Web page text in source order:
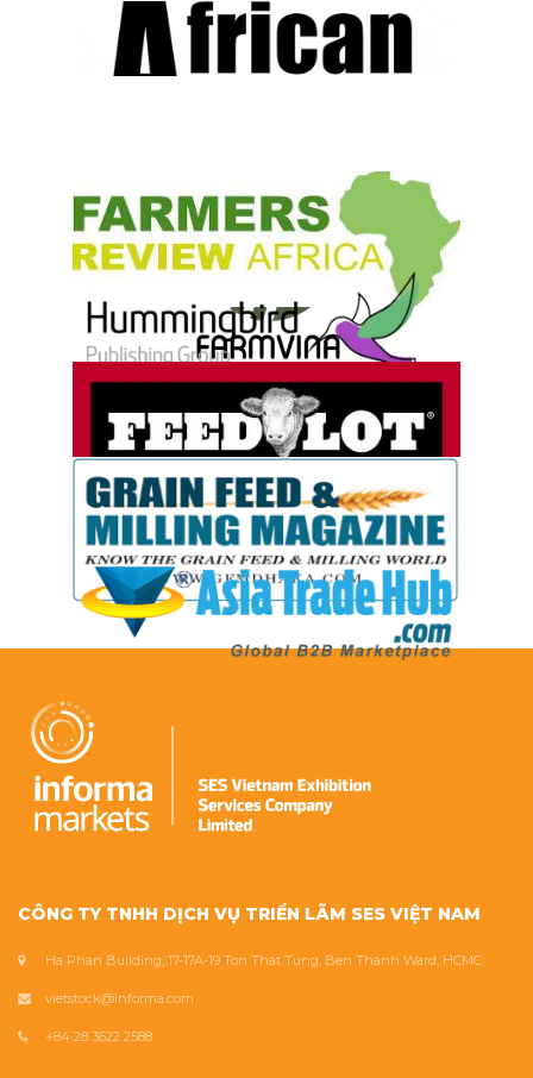
CÔNG TY TNHH DỊCH VỤ TRIỂN LÃM SES VIỆT NAM
Ha Phan Building, 17-17A-19 Ton That Tung, Ben Thanh Ward, HCMC
vietstock@informa.com
+84 28 3622 2588